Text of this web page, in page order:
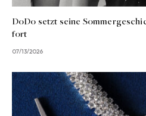
DoDo setzt seine
fort
07/13/2026